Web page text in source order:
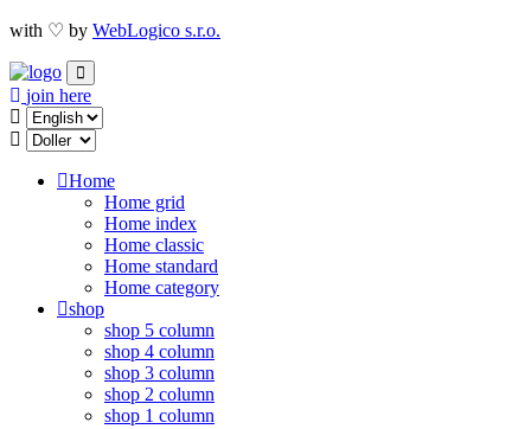
with ♡ by WebLogico s.r.o.
join here
Home
Home grid
Home index
Home classic
Home standard
Home category
shop
shop 5 column
shop 4 column
shop 3 column
shop 2 column
shop 1 column